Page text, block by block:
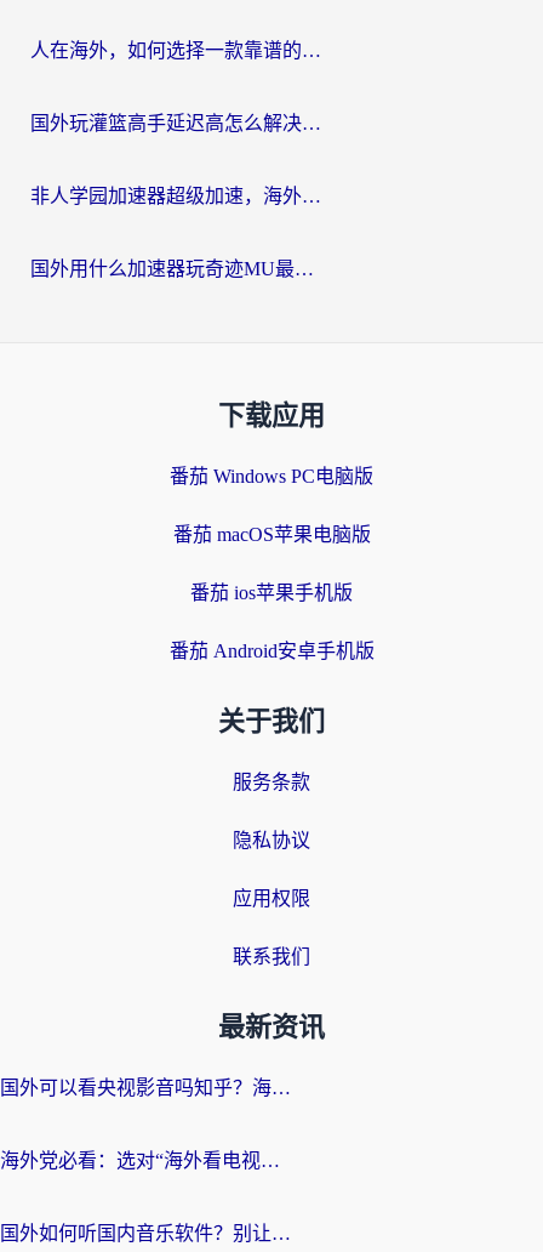
人在海外，如何选择一款靠谱的玩剑灵2加速器？
国外玩灌篮高手延迟高怎么解决？海外玩家国服游戏加速终极指南
非人学园加速器超级加速，海外玩家重返国服的通行证
国外用什么加速器玩奇迹MU最好？2026海外玩家国服游戏加速全攻略
下载应用
番茄 Windows PC电脑版
番茄 macOS苹果电脑版
番茄 ios苹果手机版
番茄 Android安卓手机版
关于我们
服务条款
隐私协议
应用权限
联系我们
最新资讯
国外可以看央视影音吗知乎？海外党亲测有效的回国加速方案
海外党必看：选对“海外看电视剧软件”，再也不用愁国内剧刷不了
国外如何听国内音乐软件？别让地域限制，断了你的中文歌单